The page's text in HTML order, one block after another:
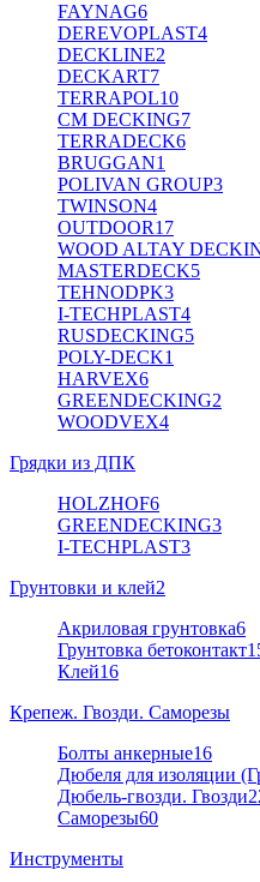
FAYNAG6
DEREVOPLAST4
DECKLINE2
DECKART7
TERRAPOL10
CM DECKING7
TERRADECK6
BRUGGAN1
POLIVAN GROUP3
TWINSON4
OUTDOOR17
WOOD ALTAY
MASTERDECK5
TEHNODPK3
I-TECHPLAST4
RUSDECKING5
POLY-DECK1
HARVEX6
GREENDECKING2
WOODVEX4
Грядки из ДПК
HOLZHOF6
GREENDECKING3
I-TECHPLAST3
Грунтовки и клей2
Акриловая грунтовка6
Грунтовка бетоконтакт
Клей16
Крепеж. Гвозди. Саморезы
Болты анкерные16
Дюбеля для изоляции
Дюбель-гвозди. Гвозди
Саморезы60
Инструменты